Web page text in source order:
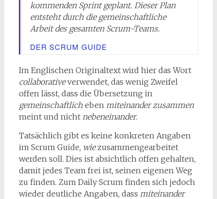
kommenden Sprint geplant. Dieser Plan
entsteht durch diegemeinschaftliche
Arbeit des gesamten Scrum-Teams.
DER SCRUM GUIDE
Im Englischen Originaltext wird hier das Wort
collaborativeverwendet, das wenig Zweifel
offen lässt, dass die Übersetzung in
gemeinschaftlicheben miteinander zusammen
meint und nicht nebeneinander.
Tatsächlich gibt es keine konkreten Angaben
im Scrum Guide, wiezusammengearbeitet
werden soll. Dies ist absichtlich offen gehalten,
damit jedes Team frei ist, seinen eigenen Weg
zu finden. Zum Daily Scrum finden sich jedoch
wieder deutliche Angaben, dass miteinander